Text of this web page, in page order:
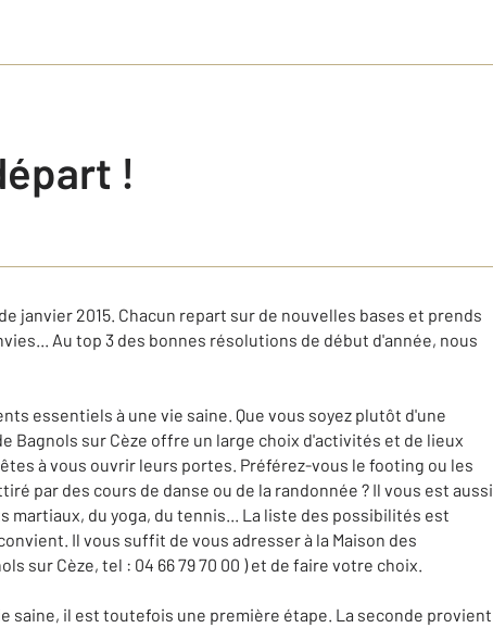
!
janvier 2015. Chacun repart sur de nouvelles bases et prends
Au top 3 des bonnes résolutions de début d'année, nous
essentiels à une vie saine. Que vous soyez plutôt d'une
sur Cèze offre un large choix d'activités et de lieux
à vous ouvrir leurs portes. Préférez-vous le footing ou les
par des cours de danse ou de la randonnée ? Il vous est aussi
martiaux, du yoga, du tennis... La liste des possibilités est
Il vous suffit de vous adresser à la Maison des
sur Cèze, tel : 04 66 79 70 00 ) et de faire votre choix.
saine, il est toutefois une première étape. La seconde provient